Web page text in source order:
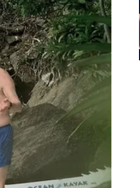
njih imati ogromno značenje –
kroz osećaj da su voljeni,
što su dugo čekali sada
trud i sve situacije u kojima
koje su skoro izgubili iz vida.
velikog uspeha. Ono što ih